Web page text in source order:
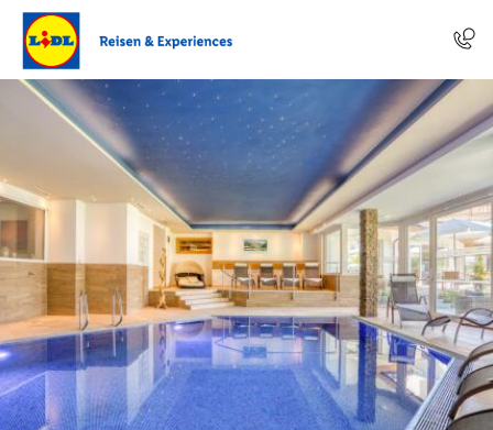
Auf der Karte anzeigen